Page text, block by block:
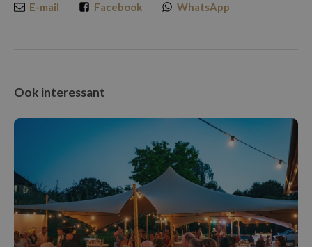
E-mail Facebook WhatsApp
Ook interessant